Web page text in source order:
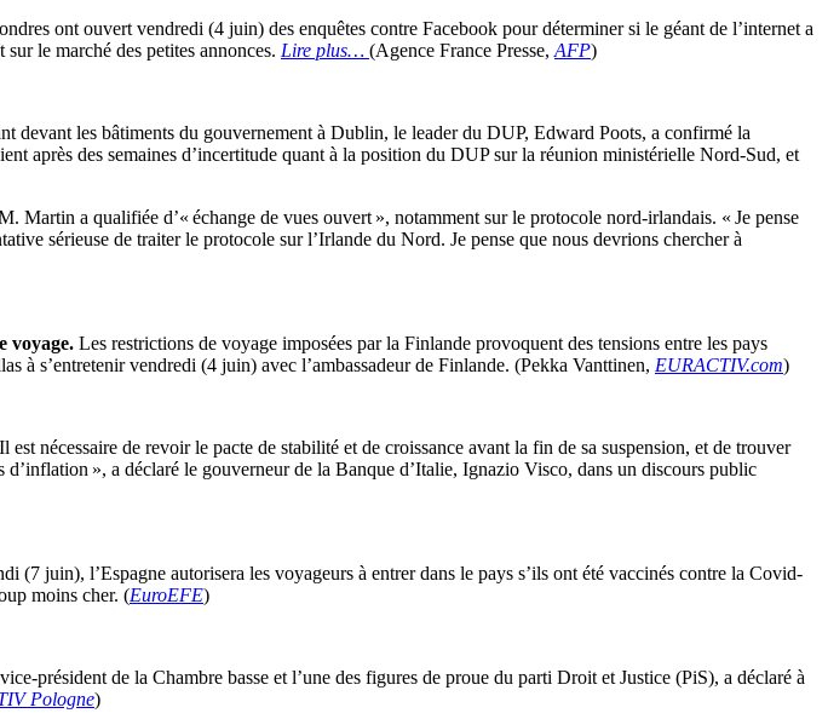
ont ouvert vendredi (4 juin) des enquêtes contre Facebook pour déterminer si le géant de l’internet a
le marché des petites annonces. Lire plus… (Agence France Presse, AFP)
devant les bâtiments du gouvernement à Dublin, le leader du DUP, Edward Poots, a confirmé la
après des semaines d’incertitude quant à la position du DUP sur la réunion ministérielle Nord-Sud, et
a qualifiée d’« échange de vues ouvert », notamment sur le protocole nord-irlandais. « Je pense
sérieuse de traiter le protocole sur l’Irlande du Nord. Je pense que nous devrions chercher à
voyage. Les restrictions de voyage imposées par la Finlande provoquent des tensions entre les pays
à s’entretenir vendredi (4 juin) avec l’ambassadeur de Finlande. (Pekka Vanttinen, EURACTIV.com)
Il est nécessaire de revoir le pacte de stabilité et de croissance avant la fin de sa suspension, et de trouver
», a déclaré le gouverneur de la Banque d’Italie, Ignazio Visco, dans un discours public
(7 juin), l’Espagne autorisera les voyageurs à entrer dans le pays s’ils ont été vaccinés contre la Covid-
moins cher. (EuroEFE)
président de la Chambre basse et l’une des figures de proue du parti Droit et Justice (PiS), a déclaré à
Pologne)